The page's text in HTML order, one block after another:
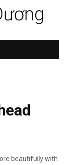
beautifully with